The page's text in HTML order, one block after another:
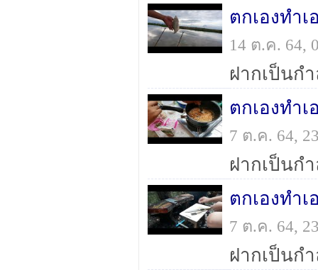
ตกเองทำ
14 ต.ค. 64,
ฝากเป็นก
ตกเองทำ
7 ต.ค. 64,
ฝากเป็นก
ตกเองทำ
7 ต.ค. 64,
ฝากเป็นก